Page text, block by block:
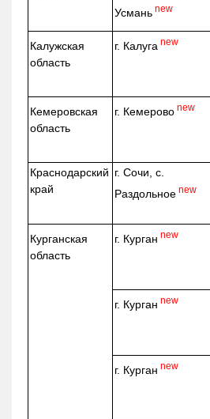
Усмань new
Калужская
область
г. Калуга new
Кемеровская
область
г. Кемерово new
Краснодарский
край
г. Сочи, с.
Раздольное new
Курганская
область
г. Курган new
г. Курган new
г. Курган new